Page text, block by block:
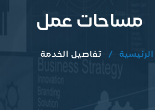
مساحات عمل
الرئيسية تفاصيل الخدمة